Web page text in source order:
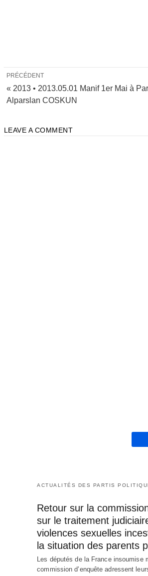
PRÉCÉDENT
« 2013 • 2013.05.01 Manif 1er Mai à
Alparslan COSKUN
LEAVE A COMMENT
ACTUALITÉS DES PARTIS
Retour sur la
sur le traitement
violences sexuelles
la situation des parents
Les députés de la France insoumise
commission d’enquête adressent